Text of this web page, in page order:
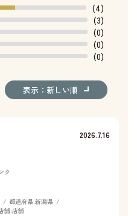
(4)
(3)
(0)
(0)
(0)
表示：新しい順
2026.7.16
ク
都道府県:新潟県
舗:店舗